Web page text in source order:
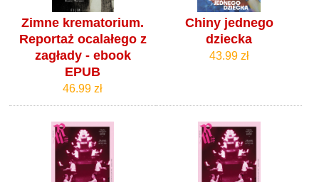
Zimne krematorium.
Reportaż ocalałego z
zagłady - ebook
EPUB
46.99 zł
Chiny jednego
dziecka
43.99 zł